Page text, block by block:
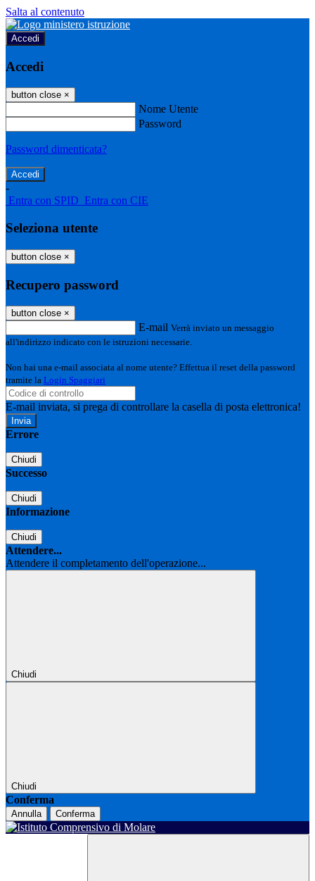
Salta al contenuto
Accedi
Accedi
button close ×
Nome Utente
Password
Password dimenticata?
-
Entra con SPID Entra con CIE
Seleziona utente
button close ×
Recupero password
button close ×
E-mail Verrà inviato un messaggio
all'indirizzo indicato con le istruzioni necessarie.
Non hai una e-mail associata al nome utente? Effettua il reset della password
tramite la Login Spaggiari
E-mail inviata, si prega di controllare la casella di posta elettronica!
Errore
Chiudi
Successo
Chiudi
Informazione
Chiudi
Attendere...
Attendere il completamento dell'operazione...
Chiudi
Chiudi
Conferma
Annulla Conferma